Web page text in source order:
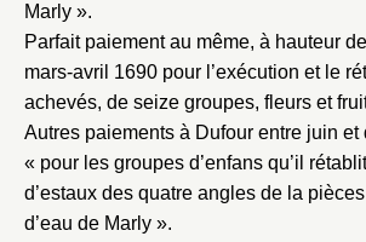
Marly ».
Parfait paiement au même, à hauteur
mars-avril 1690 pour l’exécution et le
achevés, de seize groupes, fleurs et
Autres paiements à Dufour entre juin et
« pour les groupes d’enfans qu’il
d’estaux des quatre angles de la
d’eau de Marly ».